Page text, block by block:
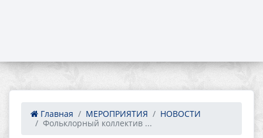
Главная МЕРОПРИЯТИЯ
НОВОСТИ
Фольклорный коллектив ...